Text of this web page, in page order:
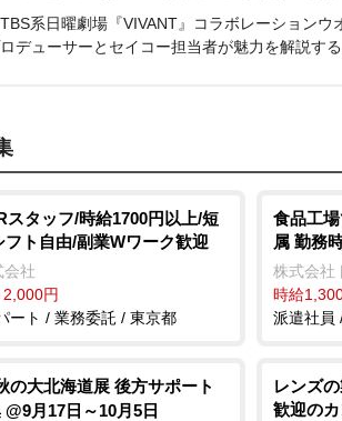
系日曜劇場『VIVANT』コラボレーションウ
デューサーとセイコー担当者が魅力を解説する
スタッフ/時給1700円以上/短
フト自由/副業Wワーク歓迎
会社
円
ート / 業務委託 / 東京都
食品工
属 勤務
株式会社
時給
派遣社員
の大北海道展 後方サポート
月17日～10月5日
レンズ
歓迎の